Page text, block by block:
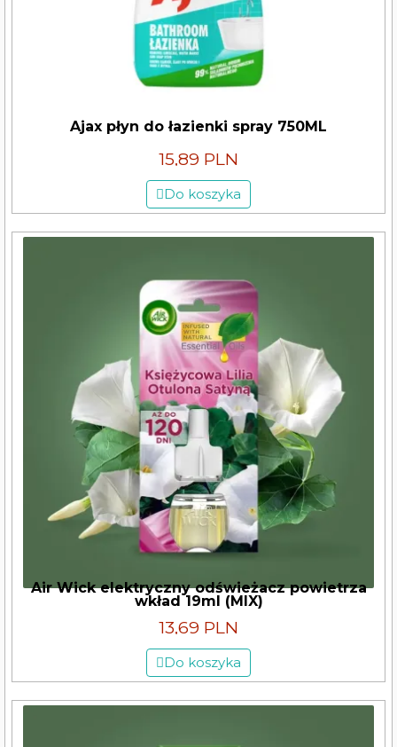
Ajax płyn do łazienki spray 750ML
15,89 PLN
Do koszyka
Air Wick elektryczny odświeżacz powietrza
wkład 19ml (MIX)
13,69 PLN
Do koszyka